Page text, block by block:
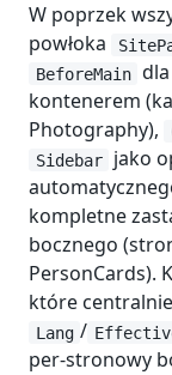
W poprzek
powłoka
BeforeMain
kontenerem
Photography),
Sidebar
jako
kompletne
bocznego
PersonCards).
które
Lang /
per-stronowy